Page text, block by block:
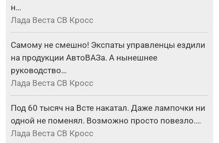
н…
Лада Веста СВ Кросс
Самому не смешно! Экспаты управленцы ездили
на продукции АвтоВАЗа. А нынешнее
руководство…
Лада Веста СВ Кросс
Под 60 тысяч на Всте накатал. Даже лампочки ни
одной не поменял. Возможно просто повезло.…
Лада Веста СВ Кросс